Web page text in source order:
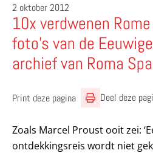
2 oktober 2012
10x verdwenen
foto’s van de
archief van Roma
Print deze pagina Deel deze
Zoals Marcel Proust ooit zei:
ontdekkingsreis wordt niet